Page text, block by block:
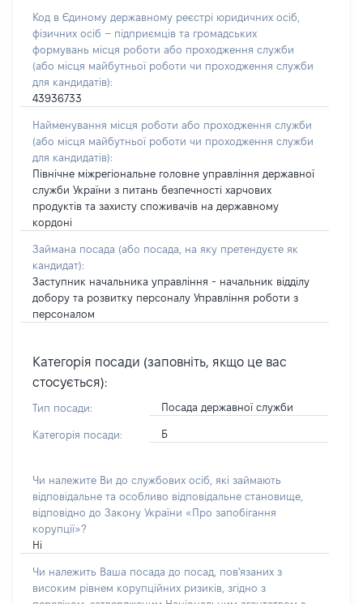
Код в Єдиному державному реєстрі юридичних осіб,
фізичних осіб – підприємців та громадських
формувань місця роботи або проходження служби
(або місця майбутньої роботи чи проходження служби
для кандидатів):
43936733
Найменування місця роботи або проходження служби
(або місця майбутньої роботи чи проходження служби
для кандидатів):
Північне міжрегіональне головне управління державної
служби України з питань безпечності харчових
продуктів та захисту споживачів на державному
кордоні
Займана посада (або посада, на яку претендуєте як
кандидат):
Заступник начальника управління - начальник відділу
добору та розвитку персоналу Управління роботи з
персоналом
Категорія посади (заповніть, якщо це вас
стосується):
Тип посади: Посада державної служби
Категорія посади: Б
Чи належите Ви до службових осіб, які займають
відповідальне та особливо відповідальне становище,
відповідно до Закону України «Про запобігання
корупції»?
Ні
Чи належить Ваша посада до посад, пов'язаних з
високим рівнем корупційних ризиків, згідно з